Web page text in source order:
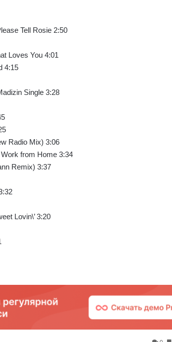
Tell Rosie 2:50
Loves You 4:01
4:15
Single 3:28
Radio Mix) 3:06
from Home 3:34
Remix) 3:37
Lovin\’ 3:20